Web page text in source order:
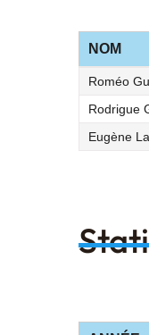
NOM
Roméo
Rodrigue
Eugène